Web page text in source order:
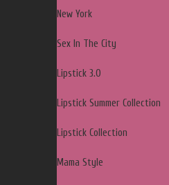
New York
Sex In The City
Lipstick 3.0
Lipstick Summer Collection
Lipstick Collection
Mama Style